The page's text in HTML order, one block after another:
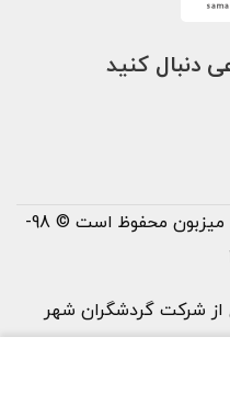
دنبال کنید
تمامی حقوق این وب سایت برای میزبون محفوظ است © 98-
دو محصول از شرکت گردشگران شهر